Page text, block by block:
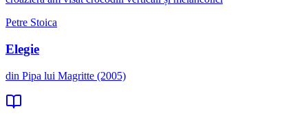
Petre Stoica
Elegie
din Pipa lui Magritte (2005)